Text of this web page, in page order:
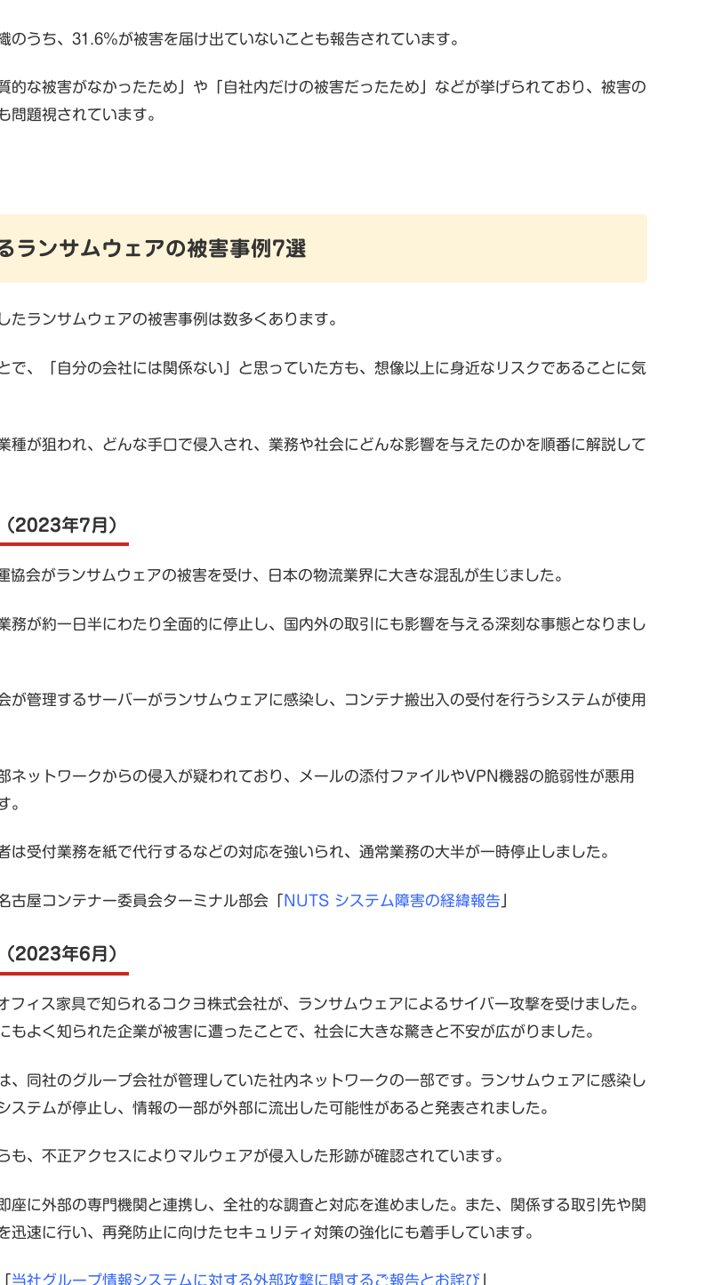
のうち、31.6％が被害を届け出ていないことも報告されています。
的な被害がなかったため」や「自社内だけの被害だったため」などが挙げられており、被害の
問題視されています。
ランサムウェアの被害事例7選
たランサムウェアの被害事例は数多くあります。
で、「自分の会社には関係ない」と思っていた方も、想像以上に身近なリスクであることに気
種が狙われ、どんな手口で侵入され、業務や社会にどんな影響を与えたのかを順番に解説して
2023年7月）
協会がランサムウェアの被害を受け、日本の物流業界に大きな混乱が生じました。
務が約一日半にわたり全面的に停止し、国内外の取引にも影響を与える深刻な事態となりまし
が管理するサーバーがランサムウェアに感染し、コンテナ搬出入の受付を行うシステムが使用
ネットワークからの侵入が疑われており、メールの添付ファイルやVPN機器の脆弱性が悪用
。
は受付業務を紙で代行するなどの対応を強いられ、通常業務の大半が一時停止しました。
古屋コンテナー委員会ターミナル部会「 NUTS システム障害の経緯報告
2023年6月）
フィス家具で知られるコクヨ株式会社が、ランサムウェアによるサイバー攻撃を受けました。
もよく知られた企業が被害に遭ったことで、社会に大きな驚きと不安が広がりました。
、同社のグループ会社が管理していた社内ネットワークの一部です。ランサムウェアに感染し
ステムが停止し、情報の一部が外部に流出した可能性があると発表されました。
も、不正アクセスによりマルウェアが侵入した形跡が確認されています。
座に外部の専門機関と連携し、全社的な調査と対応を進めました。また、関係する取引先や関
迅速に行い、再発防止に向けたセキュリティ対策の強化にも着手しています。
当社グループ情報システムに対する外部攻撃に関するご報告とお詫び